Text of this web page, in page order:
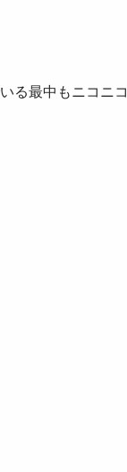
る最中もニコニ